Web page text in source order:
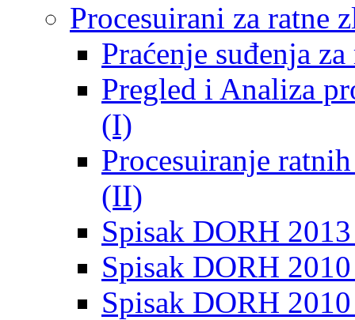
Procesuirani za ratne
Praćenje suđenja
Pregled i Analiza
(I)
Procesuiranje
(II)
Spisak DORH
Spisak DORH
Spisak DORH